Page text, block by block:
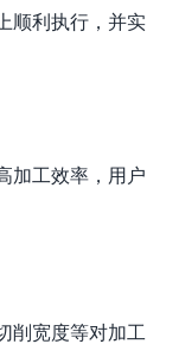
顺利执行，并实
加工效率，用户
削宽度等对加工